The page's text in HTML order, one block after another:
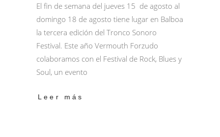
El fin de semana del jueves 15 de agosto al
domingo 18 de agosto tiene lugar en Balboa
la tercera edición del Tronco Sonoro
Festival. Este año Vermouth Forzudo
colaboramos con el Festival de Rock, Blues y
Soul, un evento
Leer más